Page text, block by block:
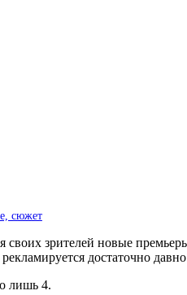
сюжет
зрителей новые
достаточно
лишь 4.